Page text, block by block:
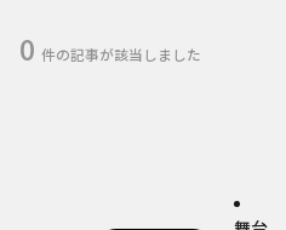
0 件の記事が該当しました